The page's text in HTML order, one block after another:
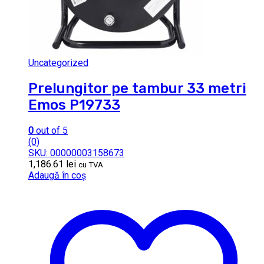
Uncategorized
Prelungitor pe tambur 33 metri
Emos P19733
0 out of 5
(0)
SKU: 00000003158673
1,186.61 lei cu TVA
Adaugă în coș